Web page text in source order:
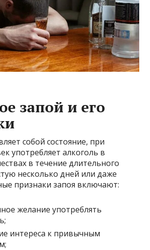
запой и его
собой состояние, при
употребляет алкоголь в
в течение длительного
несколько дней или даже
признаки запоя включают:
желание употреблять
интереса к привычным